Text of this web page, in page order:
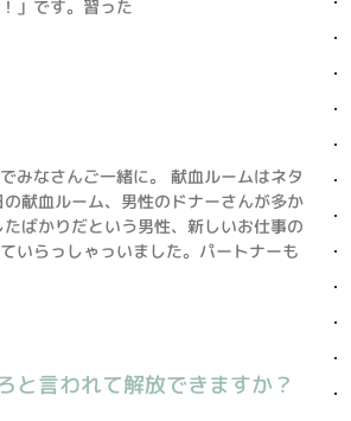
」です。習った
みなさんご一緒に。 献血ルームはネタ
献血ルーム、男性のドナーさんが多か
ばかりだという男性、新しいお仕事の
いらっしゃっいました。パートナーも
と言われて解放できますか？